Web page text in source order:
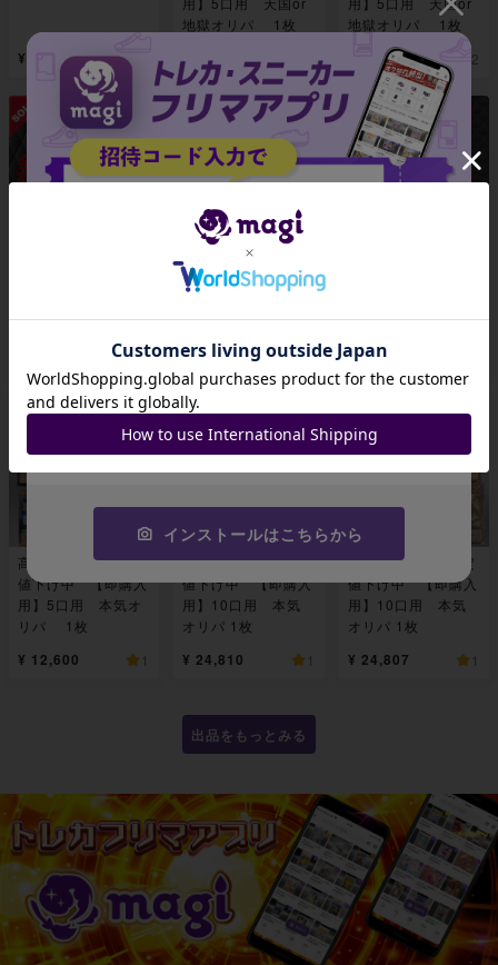
¥ 24,995
地獄オリパ 1枚
¥ 15,393
地獄オリパ 1枚
¥ 15,199 2
地獄オリパ 1枚
2
【高評価100記念限
定値下げ中】即購入
地獄オリパ 1枚
¥ 29,822 2
開店記念オリパ 1枚
¥ 5,399
高評価100記念限定
値下げ中 【即購入
用】5口用 本気オ
リパ 1枚
¥ 12,600 1
高評価100記念限定
値下げ中 【即購入
用】10口用 本気
オリパ 1枚
¥ 24,810 1
高評価100記念限定
値下げ中 【即購入
用】10口用 本気
オリパ 1枚
¥ 24,807 1
出品をもっとみる
招待コード
JA9XS8
コピーする
インストールはこちらから